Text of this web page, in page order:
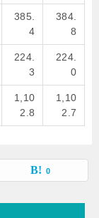
385.
4
384.
8
224.
3
224.
0
1,10
2.8
1,10
2.7
0